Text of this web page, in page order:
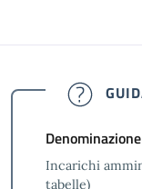
Incarichi
tabelle)